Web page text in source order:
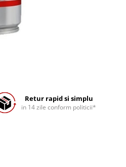
Retur rapid si simplu
in 14 zile conform politicii*